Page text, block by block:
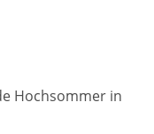
Hochsommer in